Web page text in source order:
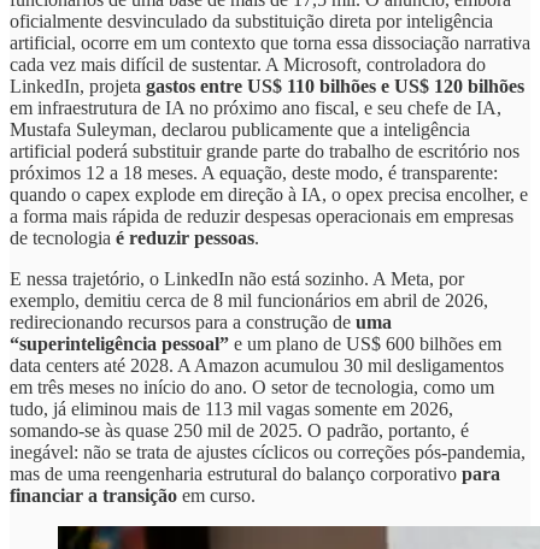
oficialmente desvinculado da substituição direta por inteligência
artificial, ocorre em um contexto que torna essa dissociação narrativa
cada vez mais difícil de sustentar. A Microsoft, controladora do
LinkedIn, projeta gastos entre US$ 110 bilhões e US$ 120 bilhões
em infraestrutura de IA no próximo ano fiscal, e seu chefe de IA,
Mustafa Suleyman, declarou publicamente que a inteligência
artificial poderá substituir grande parte do trabalho de escritório nos
próximos 12 a 18 meses. A equação, deste modo, é transparente:
quando o capex explode em direção à IA, o opex precisa encolher, e
a forma mais rápida de reduzir despesas operacionais em empresas
de tecnologia é reduzir pessoas.
E nessa trajetório, o LinkedIn não está sozinho. A Meta, por
exemplo, demitiu cerca de 8 mil funcionários em abril de 2026,
redirecionando recursos para a construção de uma
“superinteligência pessoal” e um plano de US$ 600 bilhões em
data centers até 2028. A Amazon acumulou 30 mil desligamentos
em três meses no início do ano. O setor de tecnologia, como um
tudo, já eliminou mais de 113 mil vagas somente em 2026,
somando-se às quase 250 mil de 2025. O padrão, portanto, é
inegável: não se trata de ajustes cíclicos ou correções pós-pandemia,
mas de uma reengenharia estrutural do balanço corporativo para
financiar a transição em curso.